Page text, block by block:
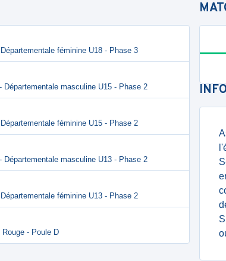
féminine U18 - Phase 3
Départementale masculine U15 - Phase 2
féminine U15 - Phase 2
Départementale masculine U13 - Phase 2
féminine U13 - Phase 2
- Poule D